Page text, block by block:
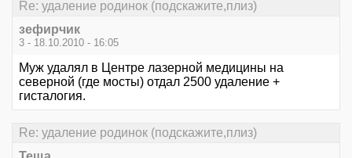
Re: удаление родинок (подскажите,плиз)
зефирчик
3 - 18.10.2010 - 16:05
Муж удалял в Центре лазерной медицины на
северной (где мосты) отдал 2500 удаление +
гисталогия.
Re: удаление родинок (подскажите,плиз)